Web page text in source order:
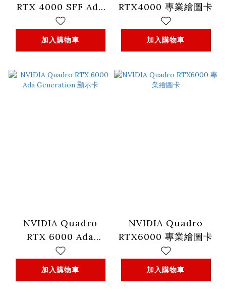
RTX 4000 SFF Ada
Generation 20G
GDDR6 專業繪圖卡
加入購物車
RTX4000 專業繪圖卡
加入購物車
NVIDIA Quadro
RTX 6000 Ada
Generation 顯示卡
加入購物車
NVIDIA Quadro
RTX6000 專業繪圖卡
加入購物車